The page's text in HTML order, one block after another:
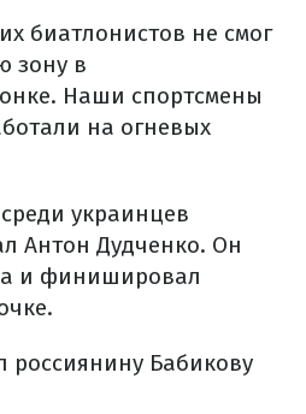
биатлонистов не смог
зону в
Наши спортсмены
на огневых
украинцев
Антон Дудченко. Он
и финишировал
россиянину Бабикову